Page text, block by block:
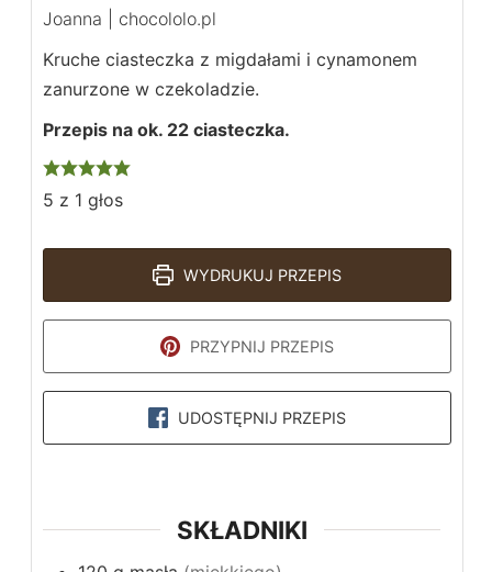
Joanna | chocololo.pl
Kruche ciasteczka z migdałami i cynamonem
zanurzone w czekoladzie.
Przepis na ok. 22 ciasteczka.
5 z 1 głos
WYDRUKUJ PRZEPIS
PRZYPNIJ PRZEPIS
UDOSTĘPNIJ PRZEPIS
SKŁADNIKI